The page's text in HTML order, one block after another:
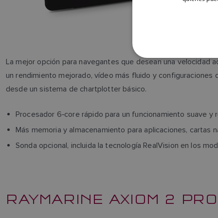
La mejor opción para navegantes que desean una velocidad
un rendimiento mejorado, vídeo más fluido y configuraciones
desde un sistema de chartplotter básico.
Procesador 6‑core rápido para un funcionamiento suave y
Más memoria y almacenamiento para aplicaciones, cartas
Sonda opcional, incluida la tecnología RealVision en los
RAYMARINE AXIOM 2